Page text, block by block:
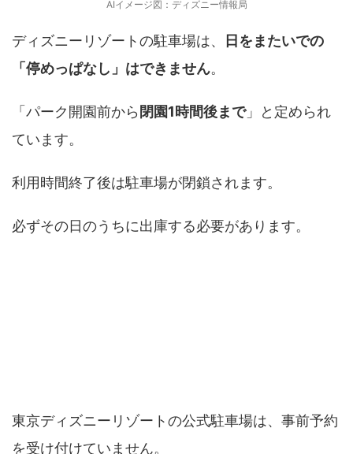
AIイメージ図：ディズニー情報局
ディズニーリゾートの駐車場は、
日をまたいでの
「停めっぱなし」はできません。
「パーク開園前から 閉園1時間後まで」と定められ
ています。
利用時間終了後は駐車場が閉鎖されます。
必ずその日のうちに出庫する必要があります。
東京ディズニーリゾートの公式駐車場は、事前予約
を受け付けていません。